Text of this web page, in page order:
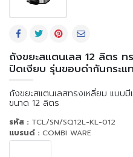
ถังขยะสแตนเลส 12 ลิตร ท
ปิดเงียบ รุ่นขอบดำกันกระแ
ถังขยะสแตนเลสทรงเหลี่ยม แบบ
ขนาด 12 ลิตร
รหัส : TCL/SN/SQ12L-KL-012
แบรนด์ : COMBI WARE